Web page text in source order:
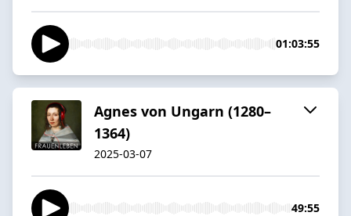
01:03:55
Agnes von Ungarn (1280–
1364)
2025-03-07
49:55